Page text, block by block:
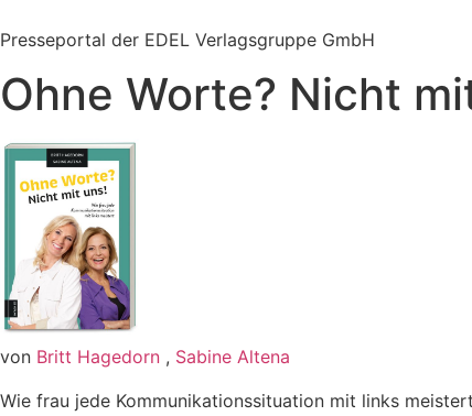
Inhalt
Presseportal der EDEL Verlagsgruppe GmbH
Ohne Worte? Nicht
von Britt Hagedorn , Sabine Altena
Wie frau jede Kommunikationssituation mit links meistert